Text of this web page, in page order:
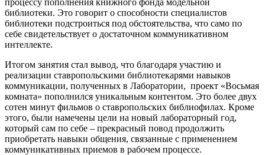
процессу пополнения книжного фонда модельной
библиотеки. Это говорит о способности специалистов
библиотеки подстроиться под обстоятельства, что само по
себе свидетельствует о достаточном коммуникативном
интеллекте.
Итогом занятия стал вывод, что благодаря участию и
реализации ставропольскими библиотекарями навыков
коммуникации, полученных в Лаборатории, проект «Восьмая
комната» пополнился уникальным контентом. Это более двух
сотен минут фильмов о ставропольских библиофилах. Кроме
этого, были намечены цели на новый лабораторный год,
который сам по себе – прекрасный повод продолжить
приобретать навыки общения, связанные с применением
коммуникативных приемов в рабочем процессе.